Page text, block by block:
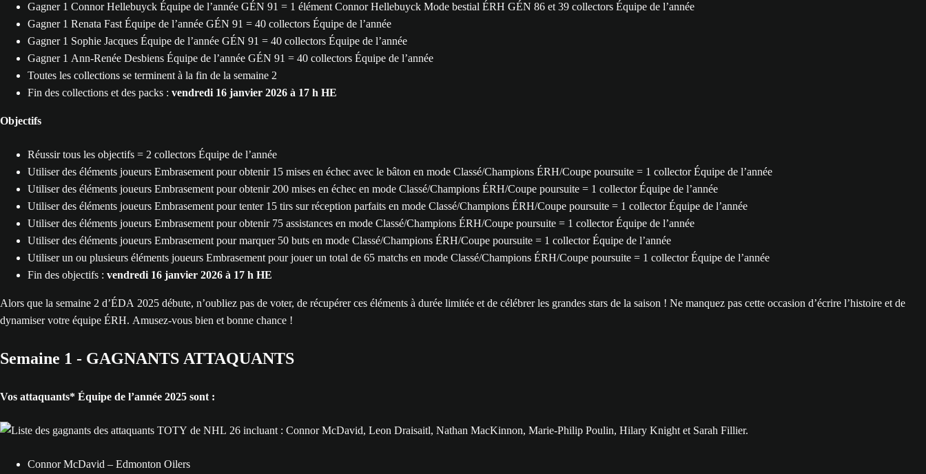
Gagner 1 Connor Hellebuyck Équipe de l’année GÉN 91 = 1 élément Connor Hellebuyck Mode bestial ÉRH GÉN 86 et 39 collectors Équipe de l’année
Gagner 1 Renata Fast Équipe de l’année GÉN 91 = 40 collectors Équipe de l’année
Gagner 1 Sophie Jacques Équipe de l’année GÉN 91 = 40 collectors Équipe de l’année
Gagner 1 Ann-Renée Desbiens Équipe de l’année GÉN 91 = 40 collectors Équipe de l’année
Toutes les collections se terminent à la fin de la semaine 2
Fin des collections et des packs : vendredi 16 janvier 2026 à 17 h HE
Objectifs
Réussir tous les objectifs = 2 collectors Équipe de l’année
Utiliser des éléments joueurs Embrasement pour obtenir 15 mises en échec avec le bâton en mode Classé/Champions ÉRH/Coupe poursuite = 1 collector Équipe de l’année
Utiliser des éléments joueurs Embrasement pour obtenir 200 mises en échec en mode Classé/Champions ÉRH/Coupe poursuite = 1 collector Équipe de l’année
Utiliser des éléments joueurs Embrasement pour tenter 15 tirs sur réception parfaits en mode Classé/Champions ÉRH/Coupe poursuite = 1 collector Équipe de l’année
Utiliser des éléments joueurs Embrasement pour obtenir 75 assistances en mode Classé/Champions ÉRH/Coupe poursuite = 1 collector Équipe de l’année
Utiliser des éléments joueurs Embrasement pour marquer 50 buts en mode Classé/Champions ÉRH/Coupe poursuite = 1 collector Équipe de l’année
Utiliser un ou plusieurs éléments joueurs Embrasement pour jouer un total de 65 matchs en mode Classé/Champions ÉRH/Coupe poursuite = 1 collector Équipe de l’année
Fin des objectifs : vendredi 16 janvier 2026 à 17 h HE
Alors que la semaine 2 d’ÉDA 2025 débute, n’oubliez pas de voter, de récupérer ces éléments à durée limitée et de célébrer les grandes stars de la saison ! Ne manquez pas cette occasion d’écrire l’histoire et de
dynamiser votre équipe ÉRH. Amusez-vous bien et bonne chance !
Semaine 1 - GAGNANTS ATTAQUANTS
Vos attaquants* Équipe de l’année 2025 sont :
Connor McDavid – Edmonton Oilers